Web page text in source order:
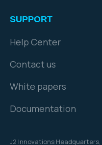
SUPPORT
Help Center
Contact us
White papers
Documentation
J2 Innovations Headquarters,